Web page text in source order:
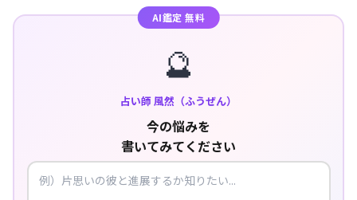
AI鑑定 無料
🔮
占い師 風然（ふうぜん）
今の悩みを
書いてみてください